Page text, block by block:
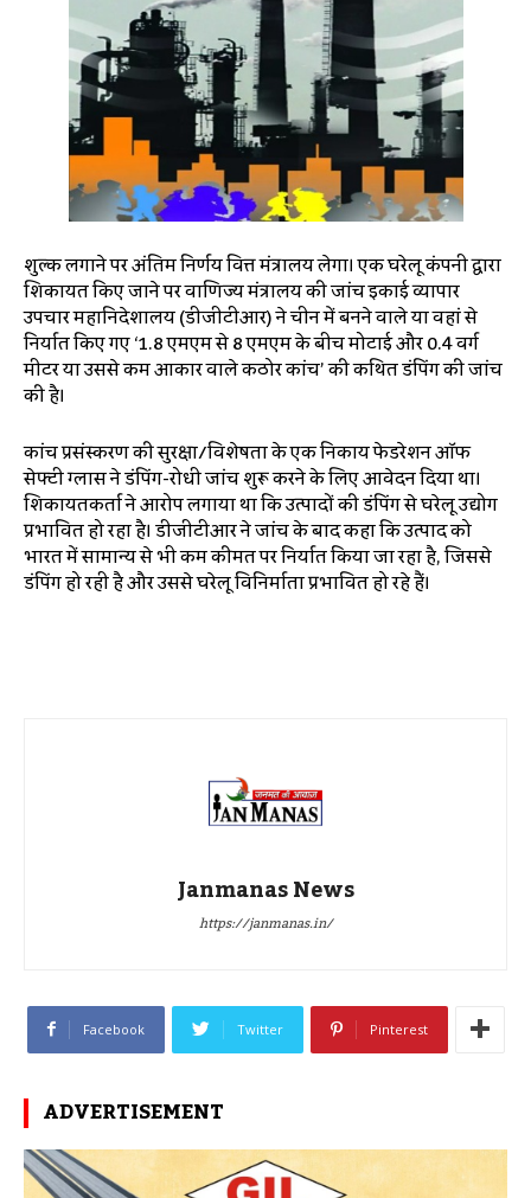
शुल्क लगाने पर अंतिम निर्णय वित्त मंत्रालय लेगा। एक घरेलू कंपनी द्वारा
शिकायत किए जाने पर वाणिज्य मंत्रालय की जांच इकाई व्यापार
उपचार महानिदेशालय (डीजीटीआर) ने चीन में बनने वाले या वहां से
निर्यात किए गए ‘1.8 एमएम से 8 एमएम के बीच मोटाई और 0.4 वर्ग
मीटर या उससे कम आकार वाले कठोर कांच’ की कथित डंपिंग की जांच
की है।
कांच प्रसंस्करण की सुरक्षा/विशेषता के एक निकाय फेडरेशन ऑफ
सेफ्टी ग्लास ने डंपिंग-रोधी जांच शुरू करने के लिए आवेदन दिया था।
शिकायतकर्ता ने आरोप लगाया था कि उत्पादों की डंपिंग से घरेलू उद्योग
प्रभावित हो रहा है। डीजीटीआर ने जांच के बाद कहा कि उत्पाद को
भारत में सामान्य से भी कम कीमत पर निर्यात किया जा रहा है, जिससे
डंपिंग हो रही है और उससे घरेलू विनिर्माता प्रभावित हो रहे हैं।
Janmanas News
https://janmanas.in/
Facebook Twitter Pinterest
ADVERTISEMENT